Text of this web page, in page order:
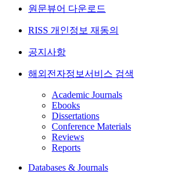
원문뷰어 다운로드
RISS 개인정보 재동의
공지사항
해외전자정보서비스 검색
Academic Journals
Ebooks
Dissertations
Conference Materials
Reviews
Reports
Databases & Journals